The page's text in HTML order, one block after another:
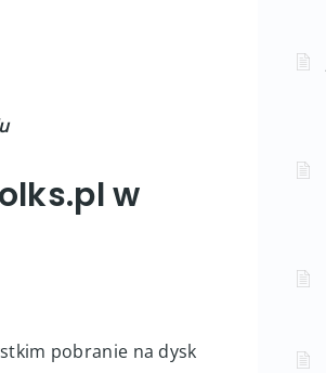
treści strony WWW)
w